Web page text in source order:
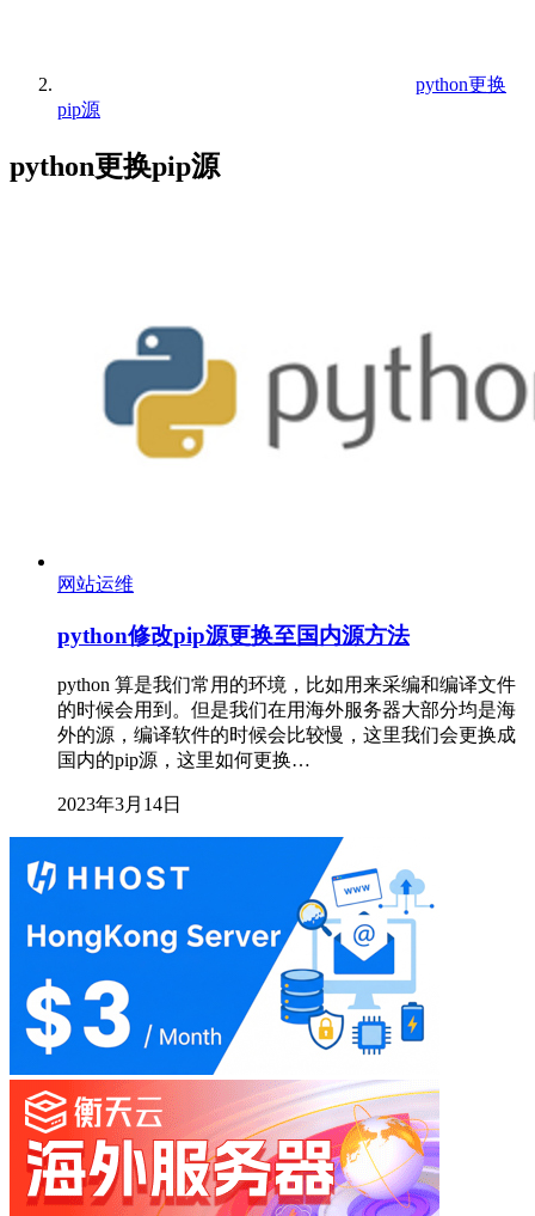
python更换
pip源
python更换pip源
网站运维
python修改pip源更换至国内源方法
python 算是我们常用的环境，比如用来采编和编译文件
的时候会用到。但是我们在用海外服务器大部分均是海
外的源，编译软件的时候会比较慢，这里我们会更换成
国内的pip源，这里如何更换…
2023年3月14日